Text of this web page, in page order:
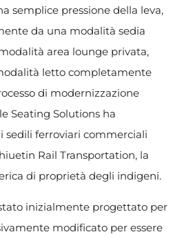
semplice pressione della leva,
da una modalità sedia
area lounge privata,
letto completamente
di modernizzazione
Seating Solutions ha
sedili ferroviari commerciali
Rail Transportation, la
di proprietà degli indigeni.
inizialmente progettato per
modificato per essere